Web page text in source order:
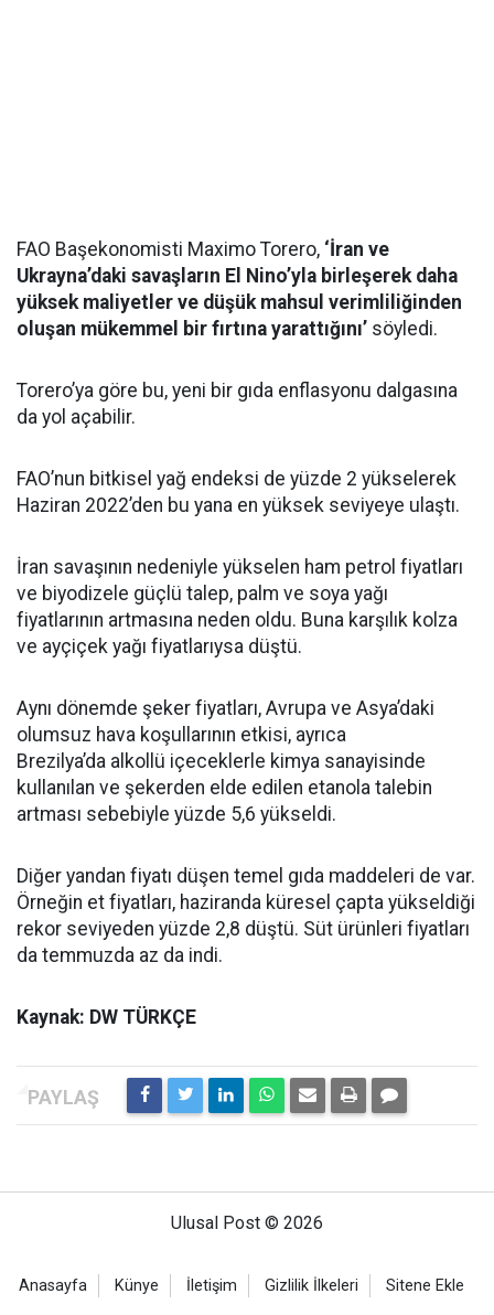
FAO Başekonomisti Maximo Torero, ‘İran ve
Ukrayna’daki savaşların El Nino’yla birleşerek daha
yüksek maliyetler ve düşük mahsul verimliliğinden
oluşan mükemmel bir fırtına yarattığını’ söyledi.
Torero’ya göre bu, yeni bir gıda enflasyonu dalgasına
da yol açabilir.
FAO’nun bitkisel yağ endeksi de yüzde 2 yükselerek
Haziran 2022’den bu yana en yüksek seviyeye ulaştı.
İran savaşının nedeniyle yükselen ham petrol fiyatları
ve biyodizele güçlü talep, palm ve soya yağı
fiyatlarının artmasına neden oldu. Buna karşılık kolza
ve ayçiçek yağı fiyatlarıysa düştü.
Aynı dönemde şeker fiyatları, Avrupa ve Asya’daki
olumsuz hava koşullarının etkisi, ayrıca
Brezilya’da alkollü içeceklerle kimya sanayisinde
kullanılan ve şekerden elde edilen etanola talebin
artması sebebiyle yüzde 5,6 yükseldi.
Diğer yandan fiyatı düşen temel gıda maddeleri de var.
Örneğin et fiyatları, haziranda küresel çapta yükseldiği
rekor seviyeden yüzde 2,8 düştü. Süt ürünleri fiyatları
da temmuzda az da indi.
Kaynak: DW TÜRKÇE
Ulusal Post © 2026
Anasayfa Künye İletişim Gizlilik İlkeleri Sitene Ekle